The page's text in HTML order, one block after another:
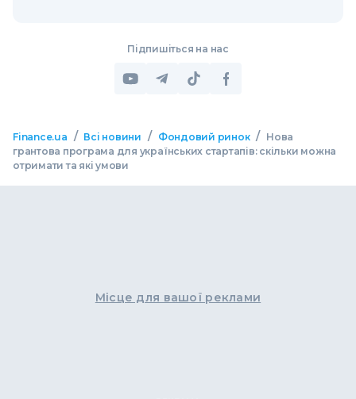
Підпишіться на нас
Finance.ua / Всі новини / Фондовий ринок / Нова
грантова програма для українських стартапів: скільки можна
отримати та які умови
Місце для вашої реклами